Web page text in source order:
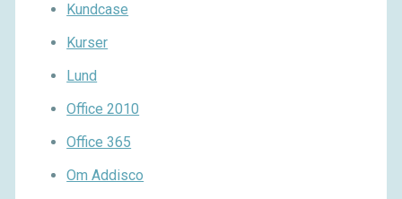
Kundcase
Kurser
Lund
Office 2010
Office 365
Om Addisco